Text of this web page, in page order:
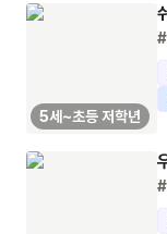
5세~초등 저학년
#